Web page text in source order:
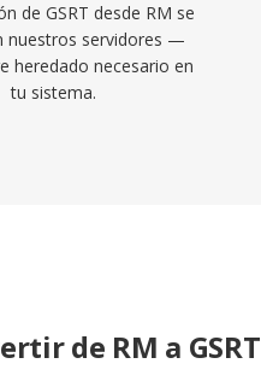
de GSRT desde RM se
nuestros servidores —
heredado necesario en
tu sistema.
de RM a GSRT